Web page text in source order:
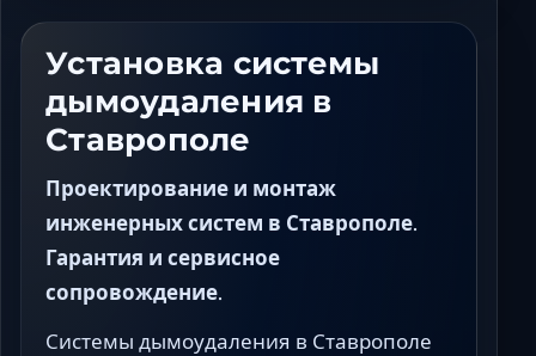
Ялта
Установка системы
дымоудаления в
Ставрополе
Проектирование и монтаж
инженерных систем в Ставрополе.
Гарантия и сервисное
сопровождение.
Системы дымоудаления в Ставрополе